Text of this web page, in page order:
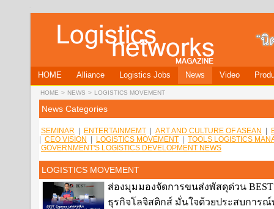
HOME Alliance Logistics Jobs News Video
HOME > NEWS > LOGISTICS MOVEMENT
News Categories
SEMINAR ENTERTAINMEMT ART AND CULTURE OF ASEAN
CEO VISION LOGISTICS MOVEMENT
TOOLS LOGISTICS
GOVERNMENT'S LOGISTICS DEVELOPMENT NEWS
LOGISTICS MOVEMENT
ส่องมุมมองจัดการขนส่งพัสดุด่วน
ธุรกิจโลจิสติกส์ มั่นใจด้วยประสบกา